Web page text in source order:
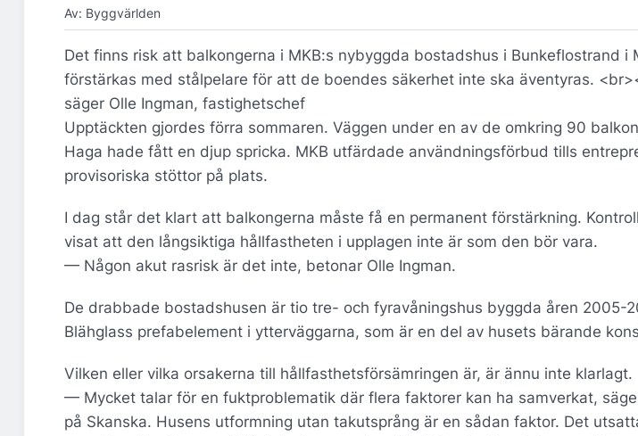
Av: Byggvärlden
Det finns risk att balkongerna i MKB:s nybyggda bostadshus i Bunkeflostrand i
förstärkas med stålpelare för att de boendes säkerhet inte ska äventyras.
säger Olle Ingman, fastighetschef
Upptäckten gjordes förra sommaren. Väggen under en av de omkring 90
Haga hade fått en djup spricka. MKB utfärdade användningsförbud tills
provisoriska stöttor på plats.
I dag står det klart att balkongerna måste få en permanent förstärkning.
visat att den långsiktiga hållfastheten i upplagen inte är som den bör vara.
— Någon akut rasrisk är det inte, betonar Olle Ingman.
De drabbade bostadshusen är tio tre- och fyravåningshus byggda åren 2005-
Blähglass prefabelement i ytterväggarna, som är en del av husets bärande
Vilken eller vilka orsakerna till hållfasthetsförsämringen är, är ännu inte klarlagt.
— Mycket talar för en fuktproblematik där flera faktorer kan ha samverkat,
på Skanska. Husens utformning utan takutsprång är en sådan faktor. Det